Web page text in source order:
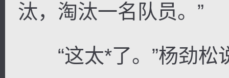
汰，淘汰一名队员。”
“这太*了。”杨劲松